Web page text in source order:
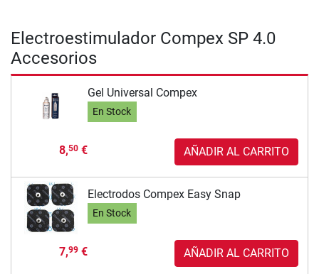
Electroestimulador Compex SP 4.0
Accesorios
Gel Universal Compex
En Stock
8,50€ AÑADIR AL CARRITO
Electrodos Compex Easy Snap
En Stock
7,99€ AÑADIR AL CARRITO